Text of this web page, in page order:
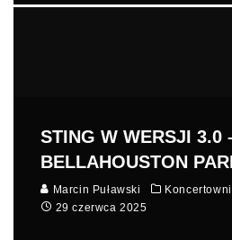
STING W WERSJI 3.0
BELLAHOUSTON
Marcin Puławski
29 czerwca 2025